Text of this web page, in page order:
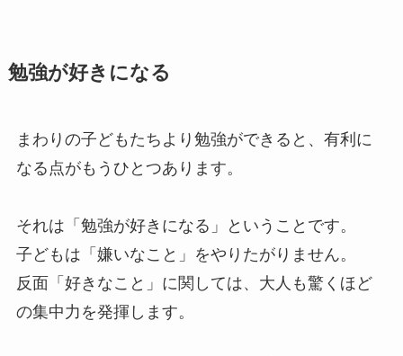
勉強が好きになる
まわりの子どもたちより勉強ができると、有利に
なる点がもうひとつあります。
それは「勉強が好きになる」ということです。
子どもは「嫌いなこと」をやりたがりません。
反面「好きなこと」に関しては、大人も驚くほど
の集中力を発揮します。